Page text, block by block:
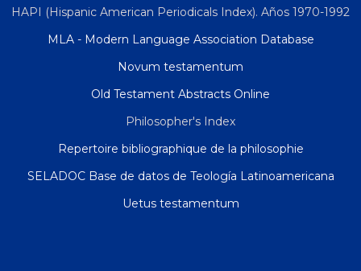
HAPI (Hispanic American Periodicals Index). Años 1970-1992
MLA - Modern Language Association Database
Novum testamentum
Old Testament Abstracts Online
Philosopher's Index
Repertoire bibliographique de la philosophie
SELADOC Base de datos de Teología Latinoamericana
Uetus testamentum